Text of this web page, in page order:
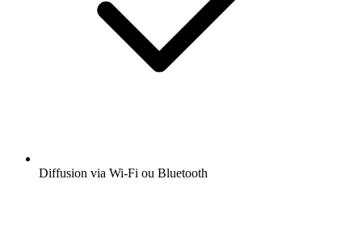
Diffusion via Wi-Fi ou Bluetooth